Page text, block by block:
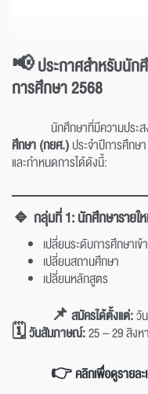
📢 ประกาศสำหรับนัก
การศึกษา 2568
นักศึกษาที่มีความประ
ศึกษา (กยศ.)ประจำปีการศึก
และกำหนดการได้ดังนี้:
🔹 กลุ่มที่ 1: นักศึกษารายให
เปลี่ยนระดับการศึกษาเ
เปลี่ยนสถานศึกษา
เปลี่ยนหลักสูตร
📌 สมัครได้ตั้งแต่:วั
🗓️ วันสัมภาษณ์:25 – 29 สิง
👉 คลิกเพื่อดูรายละ